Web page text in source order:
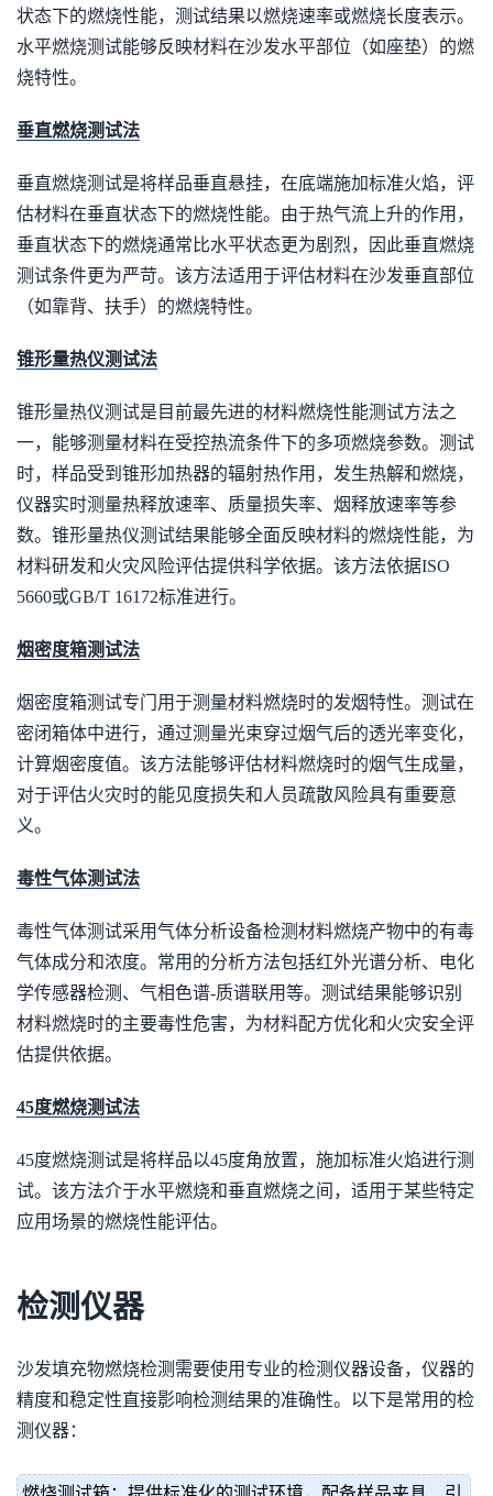
状态下的燃烧性能，测试结果以燃烧速率或燃烧长度表示。
水平燃烧测试能够反映材料在沙发水平部位（如座垫）的燃
烧特性。
垂直燃烧测试法
垂直燃烧测试是将样品垂直悬挂，在底端施加标准火焰，评
估材料在垂直状态下的燃烧性能。由于热气流上升的作用，
垂直状态下的燃烧通常比水平状态更为剧烈，因此垂直燃烧
测试条件更为严苛。该方法适用于评估材料在沙发垂直部位
（如靠背、扶手）的燃烧特性。
锥形量热仪测试法
锥形量热仪测试是目前最先进的材料燃烧性能测试方法之
一，能够测量材料在受控热流条件下的多项燃烧参数。测试
时，样品受到锥形加热器的辐射热作用，发生热解和燃烧，
仪器实时测量热释放速率、质量损失率、烟释放速率等参
数。锥形量热仪测试结果能够全面反映材料的燃烧性能，为
材料研发和火灾风险评估提供科学依据。该方法依据ISO
5660或GB/T 16172标准进行。
烟密度箱测试法
烟密度箱测试专门用于测量材料燃烧时的发烟特性。测试在
密闭箱体中进行，通过测量光束穿过烟气后的透光率变化，
计算烟密度值。该方法能够评估材料燃烧时的烟气生成量，
对于评估火灾时的能见度损失和人员疏散风险具有重要意
义。
毒性气体测试法
毒性气体测试采用气体分析设备检测材料燃烧产物中的有毒
气体成分和浓度。常用的分析方法包括红外光谱分析、电化
学传感器检测、气相色谱-质谱联用等。测试结果能够识别
材料燃烧时的主要毒性危害，为材料配方优化和火灾安全评
估提供依据。
45度燃烧测试法
45度燃烧测试是将样品以45度角放置，施加标准火焰进行测
试。该方法介于水平燃烧和垂直燃烧之间，适用于某些特定
应用场景的燃烧性能评估。
检测仪器
沙发填充物燃烧检测需要使用专业的检测仪器设备，仪器的
精度和稳定性直接影响检测结果的准确性。以下是常用的检
测仪器：